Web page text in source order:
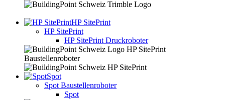
HP SitePrint
HP SitePrint
HP SitePrint Druckroboter
Spot
Spot Baustellenroboter
Spot